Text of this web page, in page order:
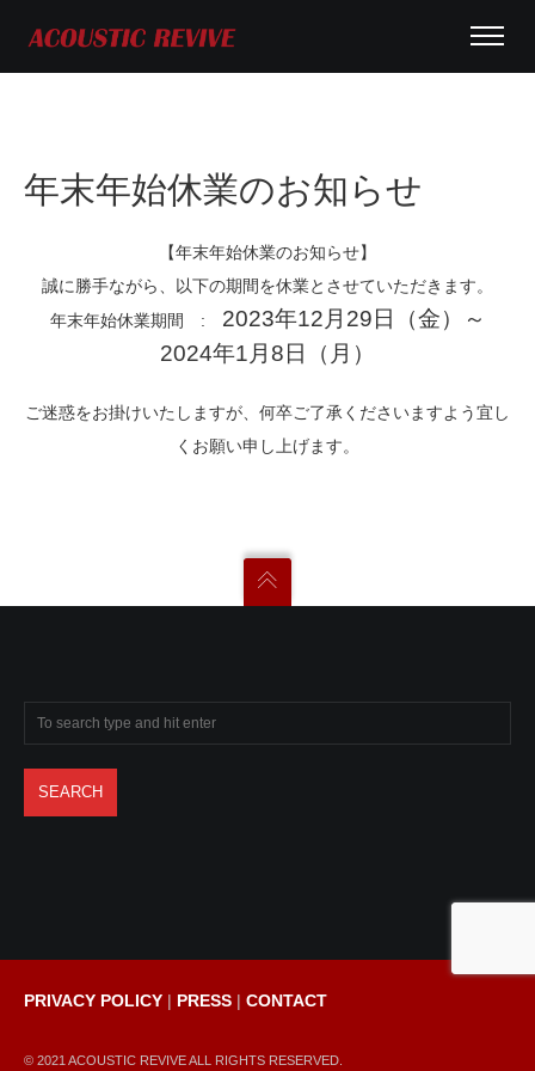
年末年始休業のお知らせ
【年末年始休業のお知らせ】
誠に勝手ながら、以下の期間を休業とさせていただきます。
年末年始休業期間 : 2023年12月29日（金）～
2024年1月8日（月）
ご迷惑をお掛けいたしますが、何卒ご了承くださいますよう宜し
くお願い申し上げます。
PRIVACY POLICY | PRESS | CONTACT
© 2021 ACOUSTIC REVIVE ALL RIGHTS RESERVED.